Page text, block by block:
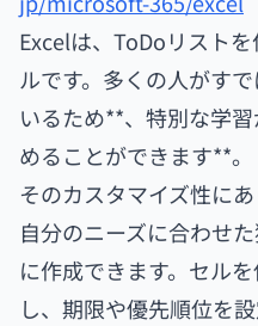
Excelは、ToDoリスト
ルです。多くの人がす
いるため**、特別な学
めることができます**。
そのカスタマイズ性に
自分のニーズに合わせ
に作成できます。セル
し、期限や優先順位を